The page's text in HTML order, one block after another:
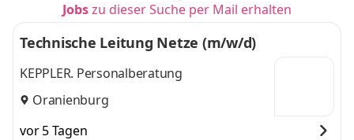
Jobszu dieser Suche per Mail erhalten
Technische Leitung Netze (m/w/d)
KEPPLER. Personalberatung
Oranienburg
vor 5 Tagen